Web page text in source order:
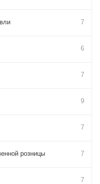
7
6
7
9
7
розницы 7
7